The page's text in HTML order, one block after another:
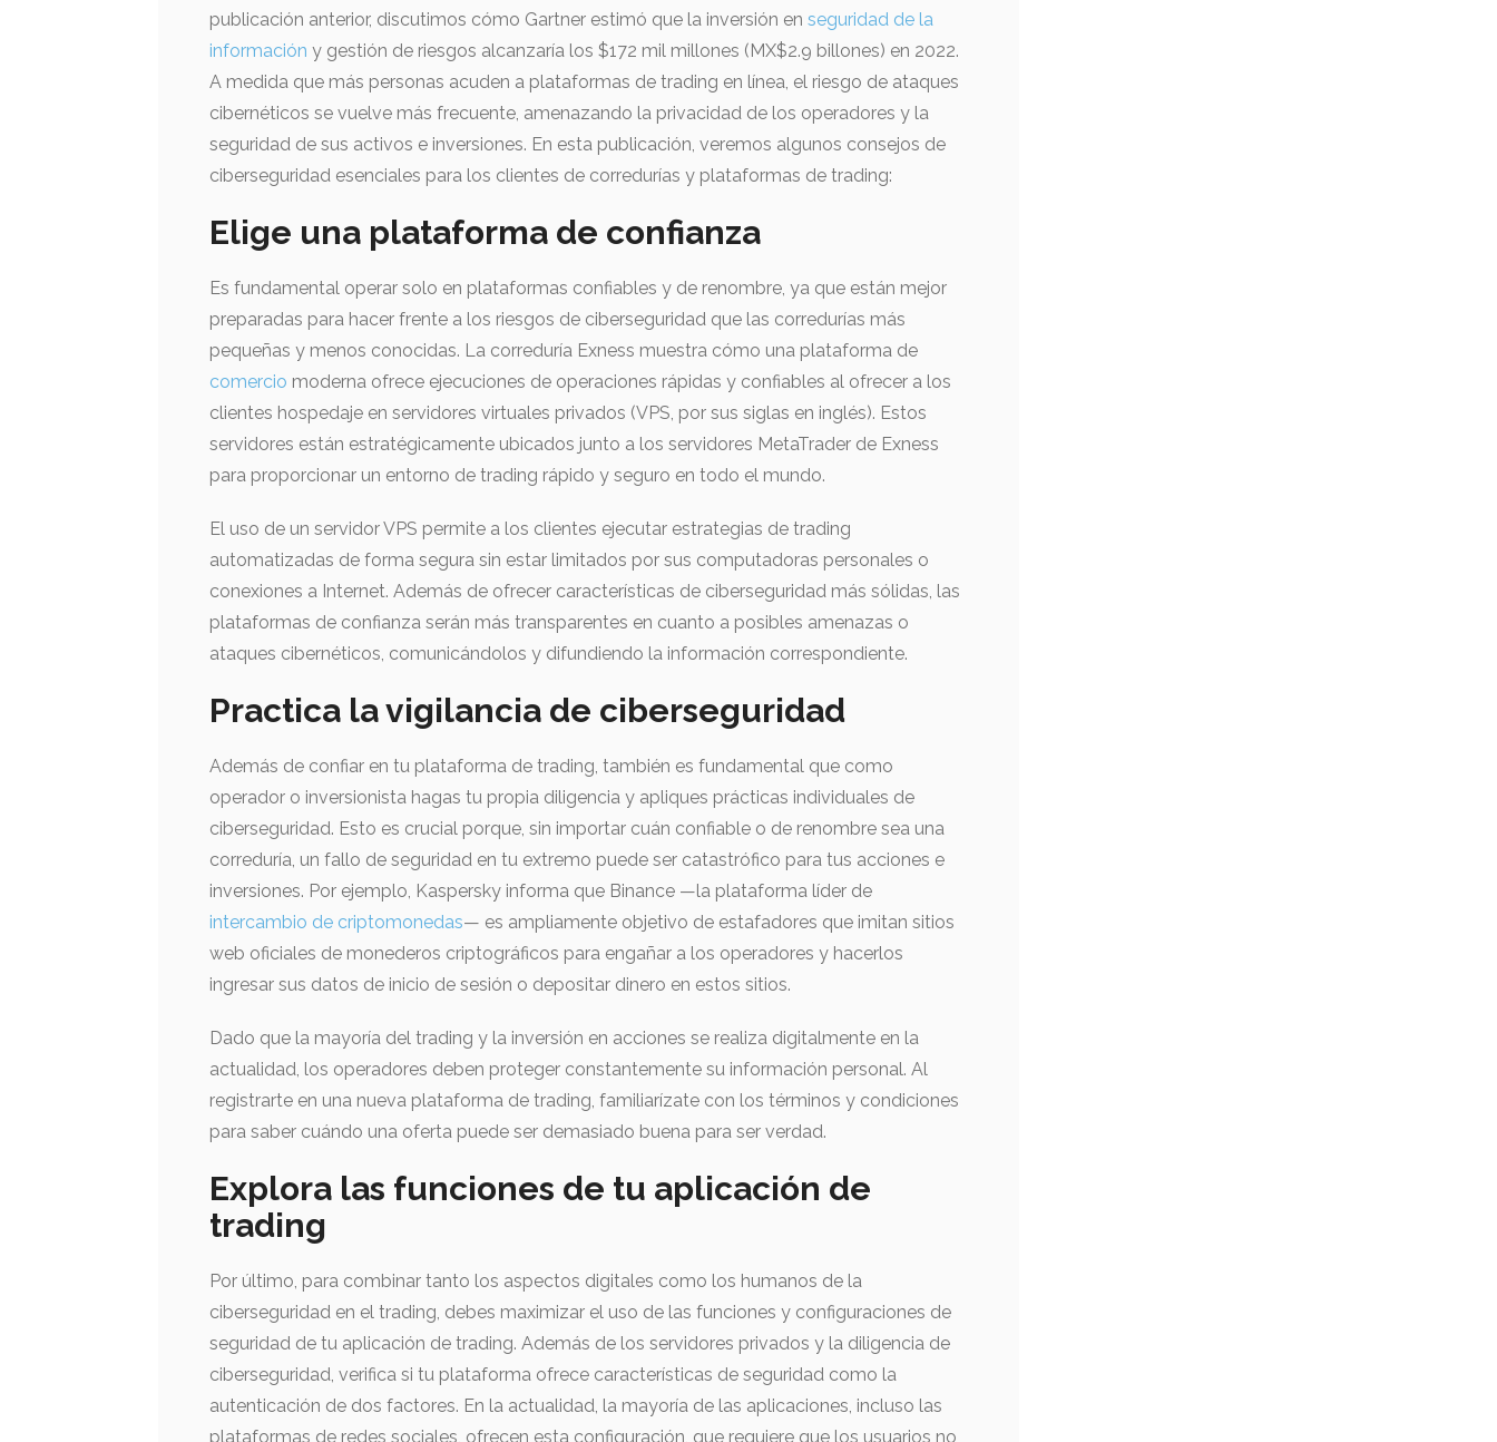
publicación anterior, discutimos cómo Gartner estimó que la inversión en seguridad de la
información y gestión de riesgos alcanzaría los $172 mil millones (MX$2.9 billones) en 2022.
A medida que más personas acuden a plataformas de trading en línea, el riesgo de ataques
cibernéticos se vuelve más frecuente, amenazando la privacidad de los operadores y la
seguridad de sus activos e inversiones. En esta publicación, veremos algunos consejos de
ciberseguridad esenciales para los clientes de corredurías y plataformas de trading:
Elige una plataforma de confianza
Es fundamental operar solo en plataformas confiables y de renombre, ya que están mejor
preparadas para hacer frente a los riesgos de ciberseguridad que las corredurías más
pequeñas y menos conocidas. La correduría Exness muestra cómo una plataforma de
comercio moderna ofrece ejecuciones de operaciones rápidas y confiables al ofrecer a los
clientes hospedaje en servidores virtuales privados (VPS, por sus siglas en inglés). Estos
servidores están estratégicamente ubicados junto a los servidores MetaTrader de Exness
para proporcionar un entorno de trading rápido y seguro en todo el mundo.
El uso de un servidor VPS permite a los clientes ejecutar estrategias de trading
automatizadas de forma segura sin estar limitados por sus computadoras personales o
conexiones a Internet. Además de ofrecer características de ciberseguridad más sólidas, las
plataformas de confianza serán más transparentes en cuanto a posibles amenazas o
ataques cibernéticos, comunicándolos y difundiendo la información correspondiente.
Practica la vigilancia de ciberseguridad
Además de confiar en tu plataforma de trading, también es fundamental que como
operador o inversionista hagas tu propia diligencia y apliques prácticas individuales de
ciberseguridad. Esto es crucial porque, sin importar cuán confiable o de renombre sea una
correduría, un fallo de seguridad en tu extremo puede ser catastrófico para tus acciones e
inversiones. Por ejemplo, Kaspersky informa que Binance —la plataforma líder de
intercambio de criptomonedas— es ampliamente objetivo de estafadores que imitan sitios
web oficiales de monederos criptográficos para engañar a los operadores y hacerlos
ingresar sus datos de inicio de sesión o depositar dinero en estos sitios.
Dado que la mayoría del trading y la inversión en acciones se realiza digitalmente en la
actualidad, los operadores deben proteger constantemente su información personal. Al
registrarte en una nueva plataforma de trading, familiarízate con los términos y condiciones
para saber cuándo una oferta puede ser demasiado buena para ser verdad.
Explora las funciones de tu aplicación de
trading
Por último, para combinar tanto los aspectos digitales como los humanos de la
ciberseguridad en el trading, debes maximizar el uso de las funciones y configuraciones de
seguridad de tu aplicación de trading. Además de los servidores privados y la diligencia de
ciberseguridad, verifica si tu plataforma ofrece características de seguridad como la
autenticación de dos factores. En la actualidad, la mayoría de las aplicaciones, incluso las
plataformas de redes sociales, ofrecen esta configuración, que requiere que los usuarios no